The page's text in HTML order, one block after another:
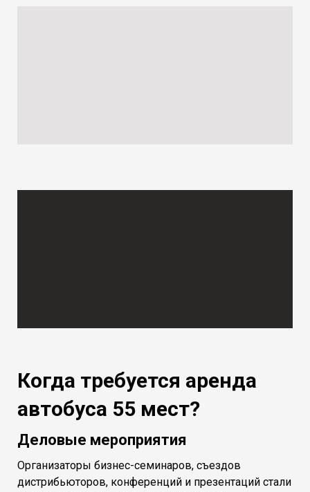
Когда требуется аренда
автобуса 55 мест?
Деловые мероприятия
Организаторы бизнес-семинаров, съездов
дистрибьюторов, конференций и презентаций стали